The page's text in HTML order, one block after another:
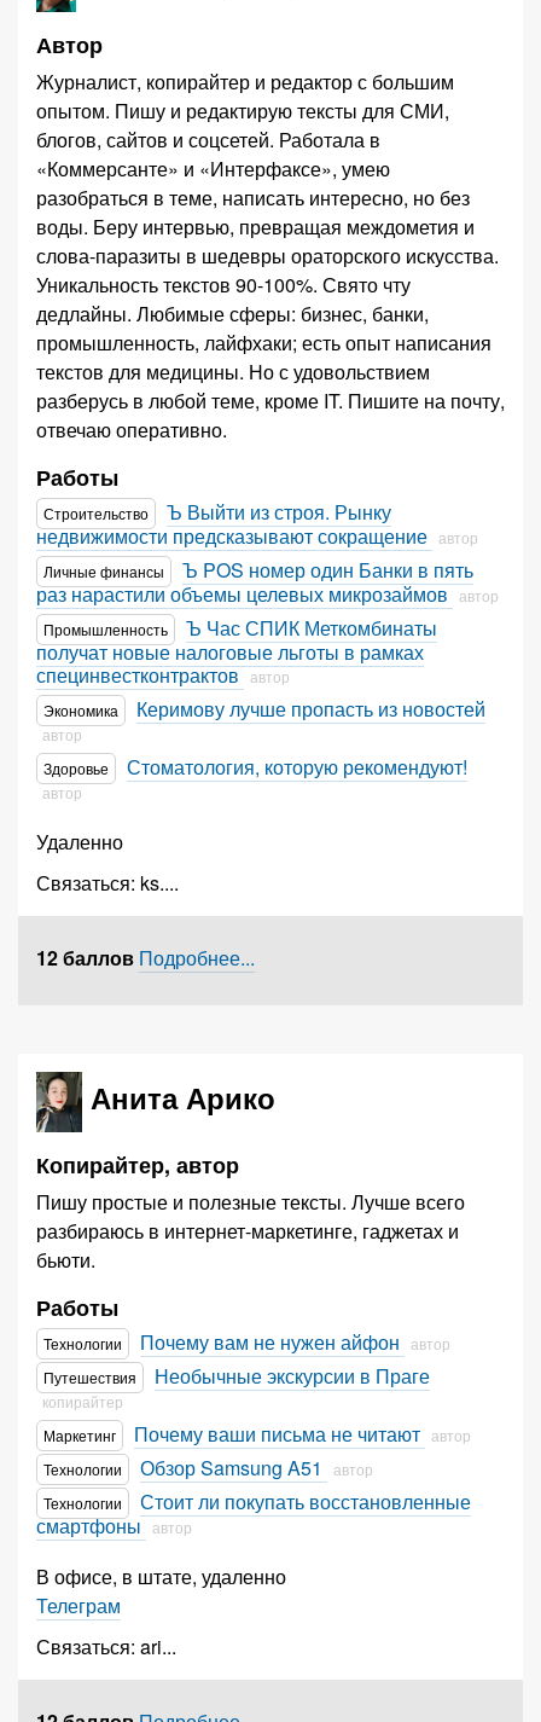
Автор
Журналист, копирайтер и редактор с большим
опытом. Пишу и редактирую тексты для СМИ,
блогов, сайтов и соцсетей. Работала в
«Коммерсанте» и «Интерфаксе», умею
разобраться в теме, написать интересно, но без
воды. Беру интервью, превращая междометия и
слова-паразиты в шедевры ораторского искусства.
Уникальность текстов 90-100%. Свято чту
дедлайны. Любимые сферы: бизнес, банки,
промышленность, лайфхаки; есть опыт написания
текстов для медицины. Но с удовольствием
разберусь в любой теме, кроме IT. Пишите на почту,
отвечаю оперативно.
Работы
Строительство
Ъ Выйти из строя. Рынку
недвижимости предсказывают сокращение автор
Личные финансы
Ъ POS номер один Банки в пять
раз нарастили объемы целевых микрозаймов автор
Промышленность
Ъ Час СПИК Меткомбинаты
получат новые налоговые льготы в рамках
специнвестконтрактов автор
Экономика
Керимову лучше пропасть из новостей
автор
Здоровье
Стоматология, которую рекомендуют!
автор
Удаленно
Связаться: ks....
12 баллов Подробнее...
Анита Арико
Копирайтер, автор
Пишу простые и полезные тексты. Лучше всего
разбираюсь в интернет-маркетинге, гаджетах и
бьюти.
Работы
Технологии Почему вам не нужен айфон автор
Путешествия
Необычные экскурсии в Праге
копирайтер
Маркетинг
Почему ваши письма не читают автор
Технологии
Обзор Samsung A51
автор
Технологии
Стоит ли покупать восстановленные
смартфоны автор
В офисе, в штате, удаленно
Телеграм
Связаться: ari...